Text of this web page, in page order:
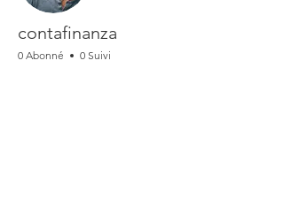
contafinanza
0 Abonné 0 Suivi